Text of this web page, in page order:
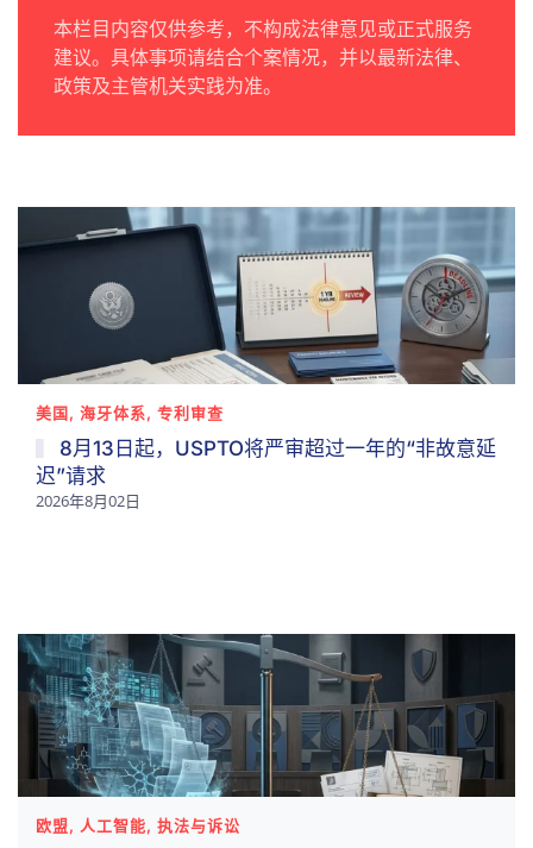
本栏目内容仅供参考，不构成法律意见或正式服务
建议。具体事项请结合个案情况，并以最新法律、
政策及主管机关实践为准。
美国, 海牙体系, 专利审查
8月13日起，USPTO将严审超过一年的“非故意延
迟”请求
2026年8月02日
欧盟, 人工智能, 执法与诉讼